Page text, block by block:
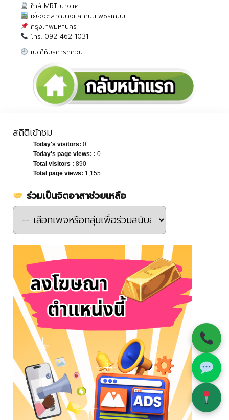
ใกล้ MRT บางแค
เยื้องตลาดบางแค ถนนเพชรเกษม
กรุงเทพมหานคร
โทร. 092 462 1031
เปิดให้บริการทุกวัน
สถิติเข้าชม
Today's visitors: 0
Today's page views: : 0
Total visitors : 890
Total page views: 1,155
ร่วมเป็นจิตอาสาช่วยเหลือ